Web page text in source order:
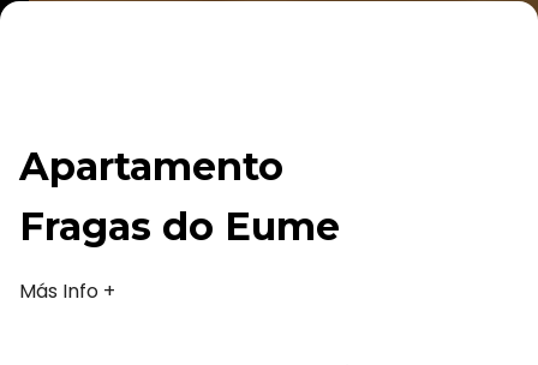
Apartamento
Fragas do Eume
Más Info +